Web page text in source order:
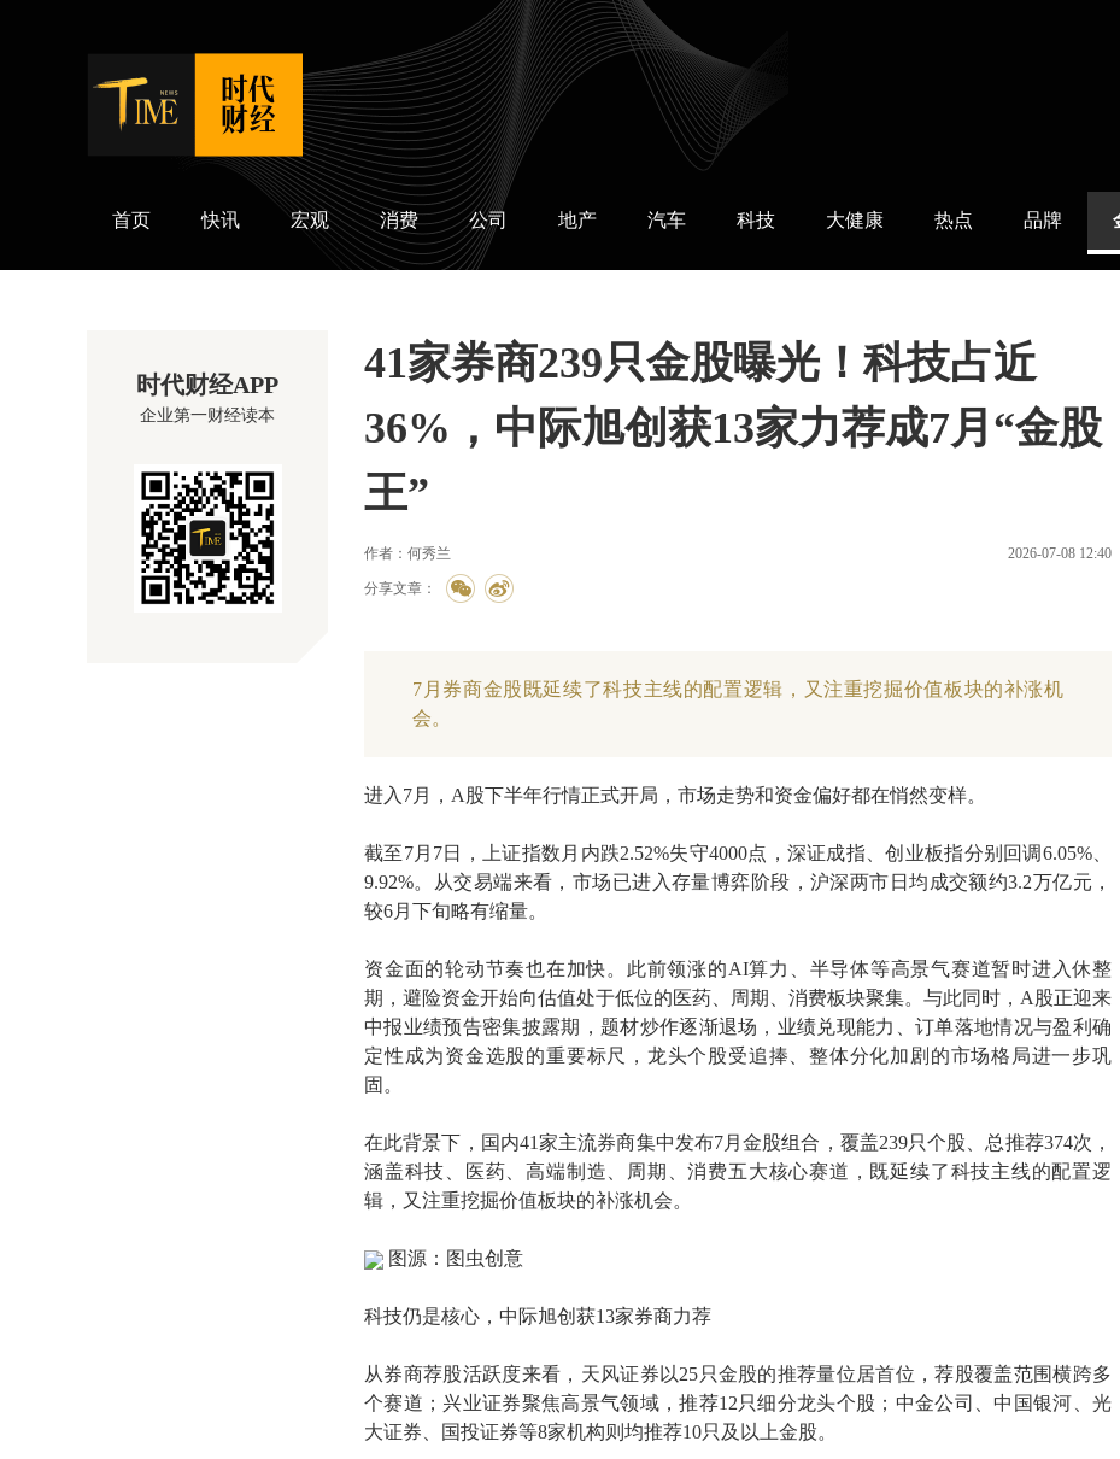
时代财经
首页 快讯 宏观 消费 公司 地产 汽车 科技 大健康 热点 品牌
时代财经APP
企业第一财经读本
41家券商239只金股曝光！科技占近
36%，中际旭创获13家力荐成7月“金股
王”
作者：何秀兰 2026-07-08 12:40
分享文章：
7月券商金股既延续了科技主线的配置逻辑，又注重挖掘价值板块的补涨机
会。
进入7月，A股下半年行情正式开局，市场走势和资金偏好都在悄然变样。
截至7月7日，上证指数月内跌2.52%失守4000点，深证成指、创业板指分别回调6.05%、
9.92%。从交易端来看，市场已进入存量博弈阶段，沪深两市日均成交额约3.2万亿元，
较6月下旬略有缩量。
资金面的轮动节奏也在加快。此前领涨的AI算力、半导体等高景气赛道暂时进入休整
期，避险资金开始向估值处于低位的医药、周期、消费板块聚集。与此同时，A股正迎来
中报业绩预告密集披露期，题材炒作逐渐退场，业绩兑现能力、订单落地情况与盈利确
定性成为资金选股的重要标尺，龙头个股受追捧、整体分化加剧的市场格局进一步巩
固。
在此背景下，国内41家主流券商集中发布7月金股组合，覆盖239只个股、总推荐374次，
涵盖科技、医药、高端制造、周期、消费五大核心赛道，既延续了科技主线的配置逻
辑，又注重挖掘价值板块的补涨机会。
图源：图虫创意
科技仍是核心，中际旭创获13家券商力荐
从券商荐股活跃度来看，天风证券以25只金股的推荐量位居首位，荐股覆盖范围横跨多
个赛道；兴业证券聚焦高景气领域，推荐12只细分龙头个股；中金公司、中国银河、光
大证券、国投证券等8家机构则均推荐10只及以上金股。